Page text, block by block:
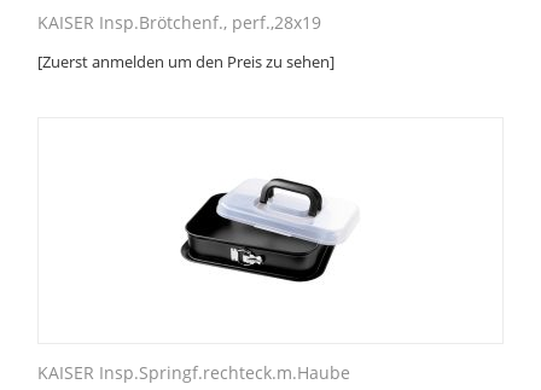
KAISER Insp.Brötchenf., perf.,28x19
[Zuerst anmelden um den Preis zu sehen]
KAISER Insp.Springf.rechteck.m.Haube